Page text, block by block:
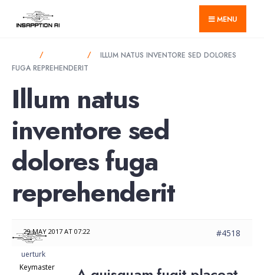
MENU
ILLUM NATUS INVENTORE SED DOLORES
FUGA REPREHENDERIT
Illum natus
inventore sed
dolores fuga
reprehenderit
29 MAY 2017 AT 07:22 #4518
uerturk
Keymaster